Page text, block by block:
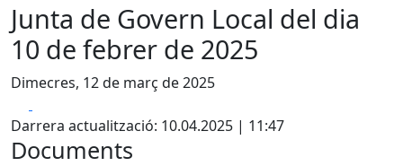
Junta de Govern Local del dia
10 de febrer de 2025
Dimecres, 12 de març de 2025
Darrera actualització: 10.04.2025 | 11:47
Documents